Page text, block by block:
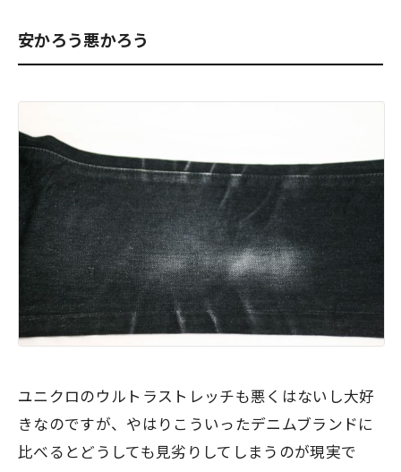
安かろう悪かろう
ユニクロのウルトラストレッチも悪くはないし大好
きなのですが、やはりこういったデニムブランドに
比べるとどうしても見劣りしてしまうのが現実で